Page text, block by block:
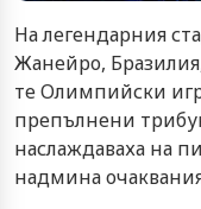
На легендарния
Жанейро,
те Олимпийски
препълнени
наслаждаваха на
надмина